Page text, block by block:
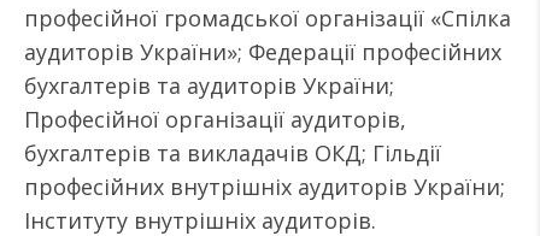
професійної громадської організації «Спілка
аудиторів України»; Федерації професійних
бухгалтерів та аудиторів України;
Професійної організації аудиторів,
бухгалтерів та викладачів ОКД; Гільдії
професійних внутрішніх аудиторів України;
Інституту внутрішніх аудиторів.